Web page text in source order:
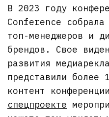
В 2023 году
Conference
топ-менеджеров и
брендов. Свое
развития
представили более
контент
спецпроекте